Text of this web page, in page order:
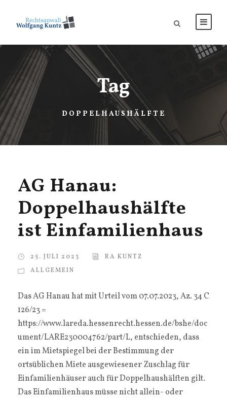
Tag
DOPPELHAUSHÄLFTE
AG Hanau:
Doppelhaushälfte
ist Einfamilienhaus
25. JULI 2023
RA KUNTZ
ALLGEMEIN
Das AG Hanau hat mit Urteil vom 07.07.2023, Az. 34 C
126/23 =
https://www.lareda.hessenrecht.hessen.de/bshe/doc
ument/LARE230004762/part/L, entschieden, dass
ein im Mietspiegel bei der Bestimmung der
ortsüblichen Miete ausgewiesener Zuschlag für
Einfamilienhäuser auch für Doppelhaushälften gilt.
Das Einfamilienhaus müsse nicht allein- oder